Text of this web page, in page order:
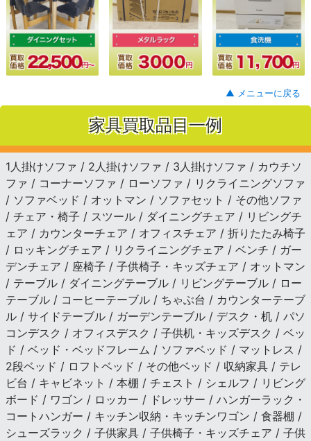
▲ メニューに戻る
家具買取品目一例
1人掛けソファ / 2人掛けソファ / 3人掛けソファ / カウチソ
ファ / コーナーソファ / ローソファ / リクライニングソファ
/ ソファベッド / オットマン / ソファセット / その他ソファ
/ チェア・椅子 / スツール / ダイニングチェア / リビングチ
ェア / カウンターチェア / オフィスチェア / 折りたたみ椅子
/ ロッキングチェア / リクライニングチェア / ベンチ / ガー
デンチェア / 座椅子 / 子供椅子・キッズチェア / オットマン
/ テーブル / ダイニングテーブル / リビングテーブル / ロー
テーブル / コーヒーテーブル / ちゃぶ台 / カウンターテーブ
ル / サイドテーブル / ガーデンテーブル / デスク・机 / パソ
コンデスク / オフィスデスク / 子供机・キッズデスク / ベッ
ド / ベッド・ベッドフレーム / ソファベッド / マットレス /
2段ベッド / ロフトベッド / その他ベッド / 収納家具 / テレ
ビ台 / キャビネット / 本棚 / チェスト / シェルフ / リビング
ボード / ワゴン / ロッカー / ドレッサー / ハンガーラック・
コートハンガー / キッチン収納・キッチンワゴン / 食器棚 /
シューズラック / 子供家具 / 子供椅子・キッズチェア / 子供